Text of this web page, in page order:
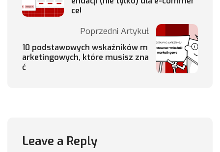
ce!
Poprzedni Artykuł
10 podstawowych wskaźników m
arketingowych, które musisz zna
ć
Leave a Reply